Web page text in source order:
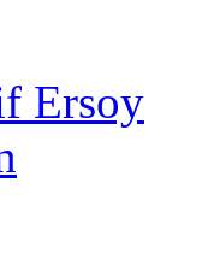
Ersoy